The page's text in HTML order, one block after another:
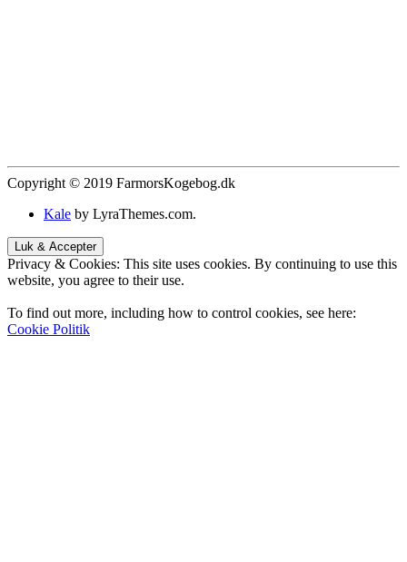
Copyright © 2019 FarmorsKogebog.dk
Kale by LyraThemes.com.
Privacy & Cookies: This site uses cookies. By continuing to use this
website, you agree to their use.
To find out more, including how to control cookies, see here:
Cookie Politik